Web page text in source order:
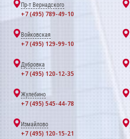
Пр-т Вернадского
+7 (495) 789-49-10
Войковская
+7 (495) 129-99-10
Дубровка
+7 (495) 120-12-35
Жулебино
+7 (495) 545-44-78
Измайлово
+7 (495) 120-15-21